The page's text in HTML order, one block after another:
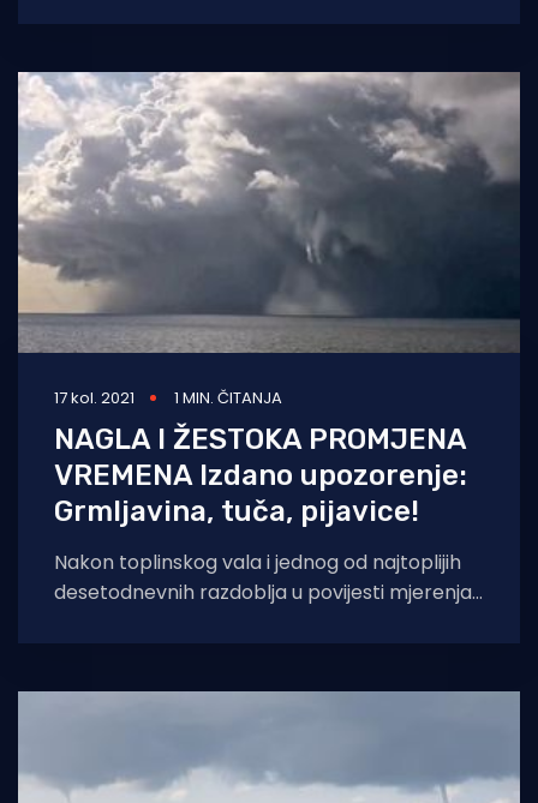
17 kol. 2021 1 MIN. ČITANJA
NAGLA I ŽESTOKA PROMJENA
VREMENA Izdano upozorenje:
Grmljavina, tuča, pijavice!
Nakon toplinskog vala i jednog od najtoplijih
desetodnevnih razdoblja u povijesti mjerenja